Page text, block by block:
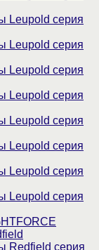
Leupold серия
Leupold серия
Leupold серия
Leupold серия
Leupold серия
Leupold серия
Leupold серия
Leupold серия
Redfield серия